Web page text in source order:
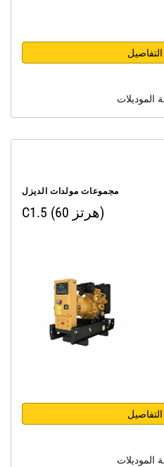
الموديلات
مجموعات مولدات الديزل
C1.5 (60 هرتز)
الموديلات